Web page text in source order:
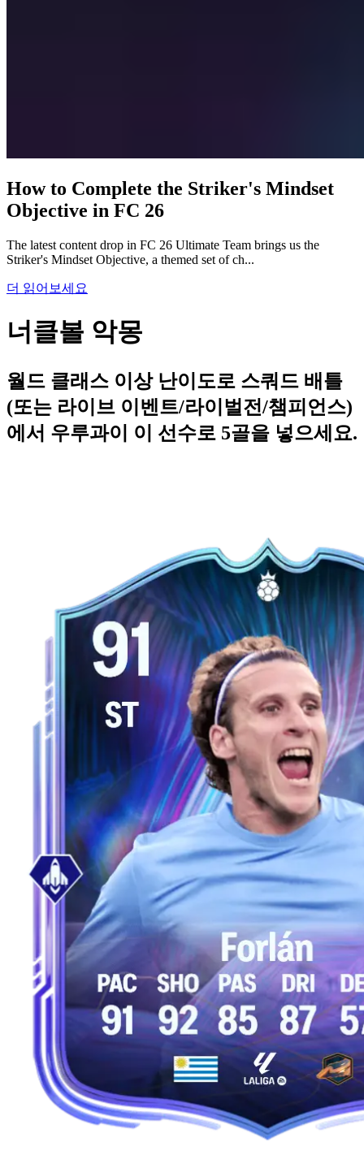
How to Complete the Striker's Mindset
Objective in FC 26
The latest content drop in FC 26 Ultimate Team brings us the
Striker's Mindset Objective, a themed set of ch...
더 읽어보세요
너클볼 악몽
월드 클래스 이상 난이도로 스쿼드 배틀
(또는 라이브 이벤트/라이벌전/챔피언스)
에서 우루과이 이 선수로 5골을 넣으세요.